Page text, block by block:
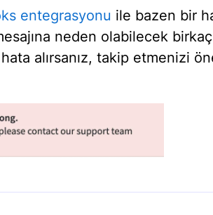
entegrasyonu ile bazen bir
neden olabilecek birkaç
alırsanız, takip etmenizi